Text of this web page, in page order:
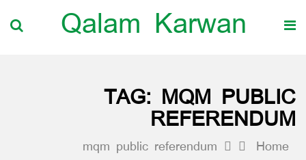
Qalam Karwan
TAG: MQM PUBLIC
REFERENDUM
Home
mqm public referendum